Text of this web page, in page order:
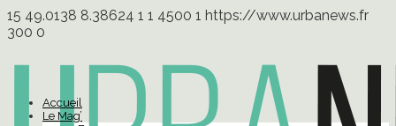
15 49.0138 8.38624 1 1 4500 1 https://www.urbanews.fr
300 0
Accueil
Le Mag’